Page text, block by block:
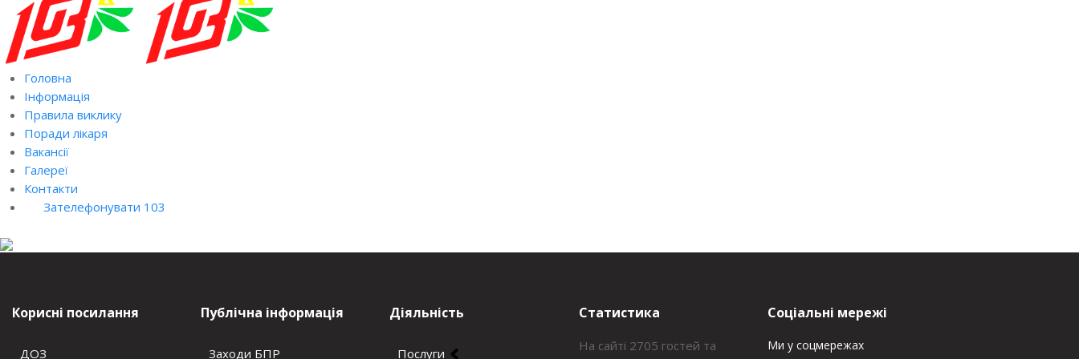
Головна
Інформація
Правила виклику
Поради лікаря
Вакансії
Галереї
Контакти
Зателефонувати 103
Корисні посилання
ДОЗ
Публічна інформація
Заходи БПР
Діяльність
Послуги
Статистика
На сайті 2705 гостей та
Соціальні мережі
Ми у соцмережах